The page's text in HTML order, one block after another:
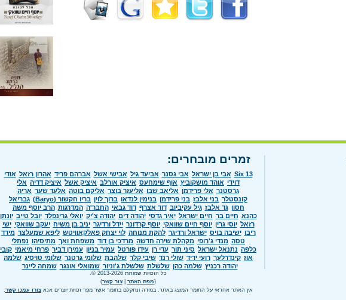
זמרים מובחרים:
Six 13 אבי בן ישראל אבי גסנר אביעד גיל אבישי אשל אברהם פריד אהרון רזאל אודי
דוידי אוהד מושקוביץ אוף שימחעס איציק אורלב איציק אשל איציק דדיה אלי
גרסטנר אלי פרידמן אליאב שבו אליעזר בוצר אליקם בוטה אלעד שער אריה
קונסטלר בני אלבז בני פרידמן בנימין לנדאו ברוך לוין בריו חקשור (Baryo)
גבריאל
חסון גד אלבז גיל עקיביוב דוד אצרף דוד גבאי החבר'ה המדרגות הרב יוסף משה
כהנא חיים בר חיים ישראל יאיר גדסי יהודה דים יהודה צ'יק יואלי גרינפלד יובל טייב יונתן
רזאל יוסי גרין יוסף חיים שוואקי יוסף קרדונר יידל ורדיגר יניב בן משיח יעקב שוואקי ישי
ריבו ישיבה בויס ישראל ורדיגר להקת מנוחה לוי יצחק פאלקאוויטש ליפא שמעלצר מידד
טסה מנדי ג'רופי מקהלת שירה חדשה מרדכי בן דוד משפחת ואך מתיסיהו נפתלי
כלפה נתנאל ישראל סיני תור עדי רן עידו פורטל עמיר בניון עמירן דביר פרחי מיאמי קובי
אוז קינדרלעך רועי ידיד שולי רנד שיבי קלר שלהבת שלומי גרטנר שלומי טויסיג שלמה
יהודה רכניץ שלמה כהן שלשלת שלשלת ג'וניור שמואלי אונגר שמחה ליינר
כל הזכויות שמורות 2013-2026 ©.
(מפת האתר |צור קשר)
אין האתר אחראי על החומר המוצג באתר. במידה ונתקלם בחומר אשר מפר זכויות יוצרים אנאצורו עמנו קשר.